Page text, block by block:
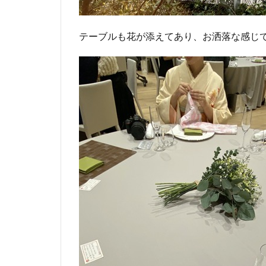
テーブルも花が添えてあり、お洒落な感じ